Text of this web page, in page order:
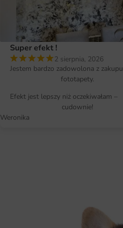
Super efekt !
2 sierpnia, 2026
Jestem bardzo zadowolona z zakupu
fototapety.
Efekt jest lepszy niż oczekiwałam –
cudownie!
Weronika